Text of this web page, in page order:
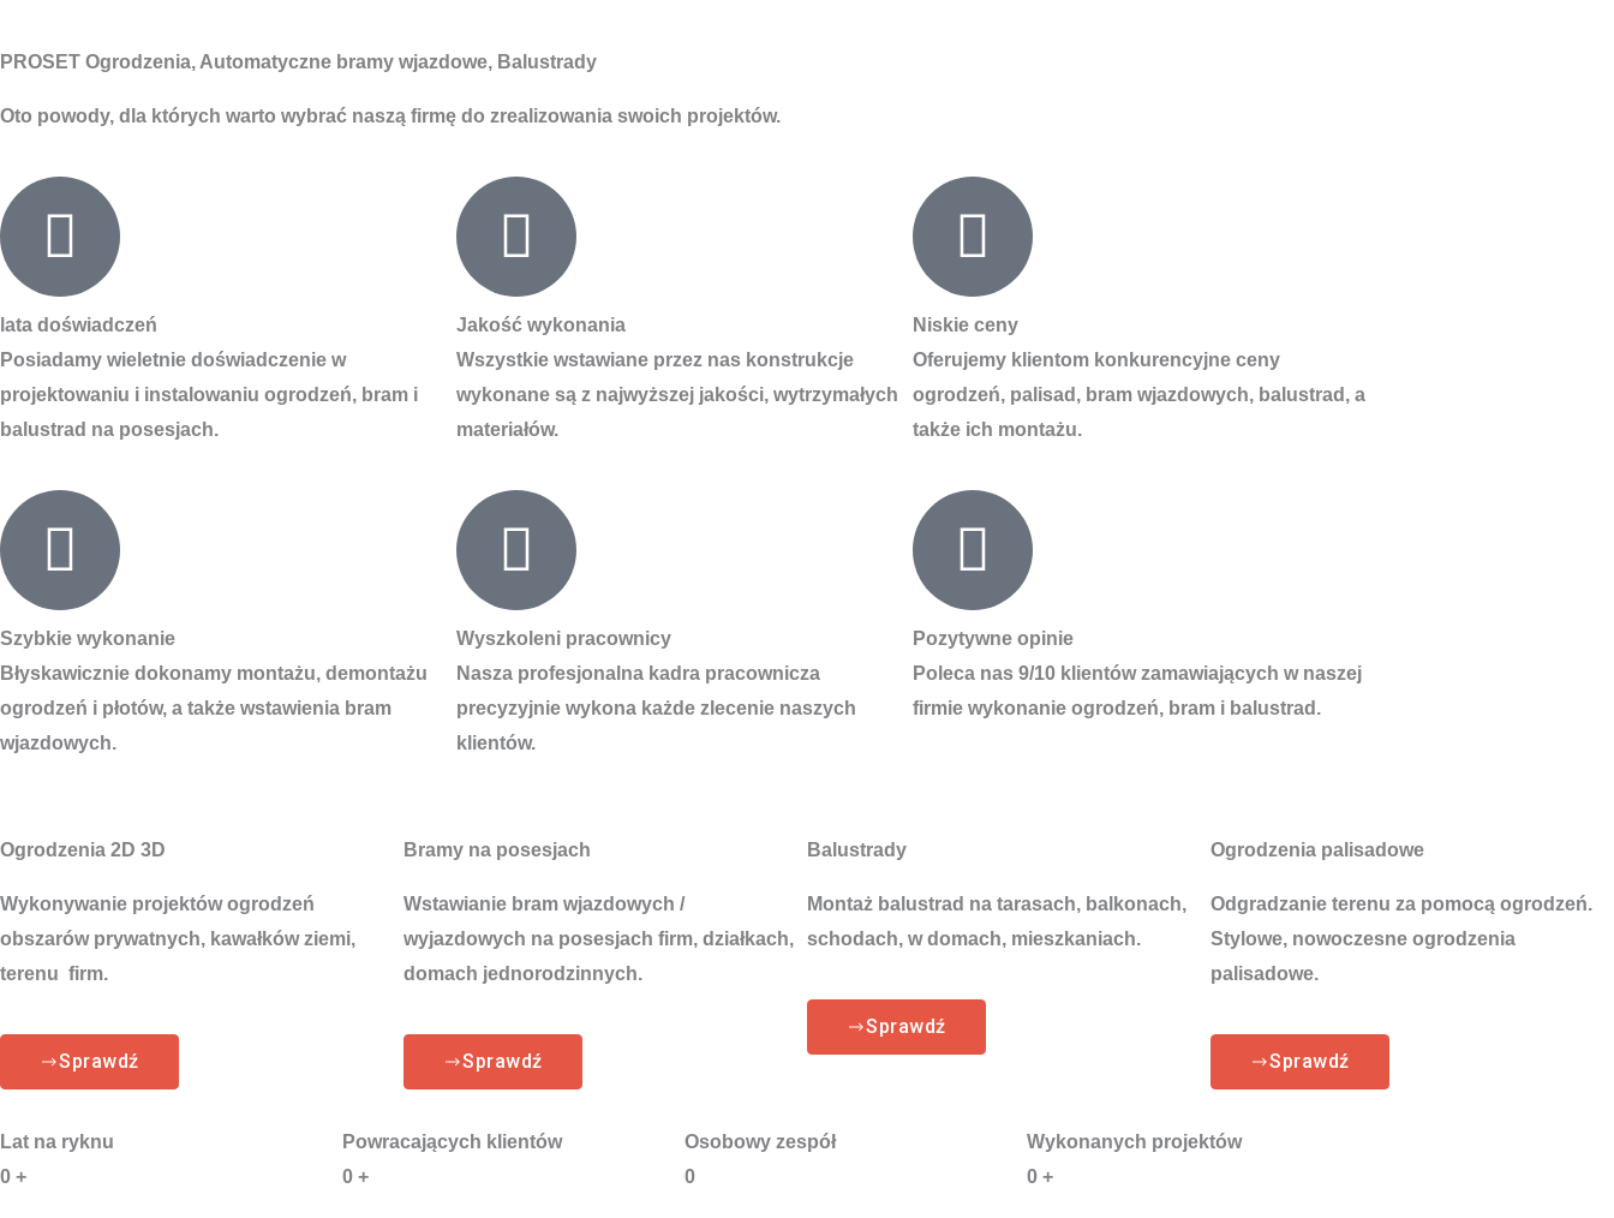
PROSET Ogrodzenia, Automatyczne bramy wjazdowe, Balustrady
Oto powody, dla których warto wybrać naszą firmę do zrealizowania swoich projektów.
lata doświadczeń
Posiadamy wieletnie doświadczenie w
projektowaniu i instalowaniu ogrodzeń, bram i
balustrad na posesjach.
Szybkie wykonanie
Błyskawicznie dokonamy montażu, demontażu
ogrodzeń i płotów, a także wstawienia bram
wjazdowych.
Jakość wykonania
Wszystkie wstawiane przez nas konstrukcje
wykonane są z najwyższej jakości, wytrzymałych
materiałów.
Wyszkoleni pracownicy
Nasza profesjonalna kadra pracownicza
precyzyjnie wykona każde zlecenie naszych
klientów.
Niskie ceny
Oferujemy klientom konkurencyjne ceny
ogrodzeń, palisad, bram wjazdowych, balustrad, a
także ich montażu.
Pozytywne opinie
Poleca nas 9/10 klientów zamawiających w naszej
firmie wykonanie ogrodzeń, bram i balustrad.
Ogrodzenia 2D 3D
Wykonywanie projektów ogrodzeń
obszarów prywatnych, kawałków ziemi,
terenu firm.
Sprawdź
Bramy na posesjach
Wstawianie bram wjazdowych /
wyjazdowych na posesjach firm, działkach,
domach jednorodzinnych.
Sprawdź
Balustrady
Montaż balustrad na tarasach, balkonach,
schodach, w domach, mieszkaniach.
Sprawdź
Ogrodzenia palisadowe
Odgradzanie terenu za pomocą ogrodzeń.
Stylowe, nowoczesne ogrodzenia
palisadowe.
Sprawdź
Lat na ryknu
0 +
Powracających klientów
0 +
Osobowy zespół
0
Wykonanych projektów
0 +